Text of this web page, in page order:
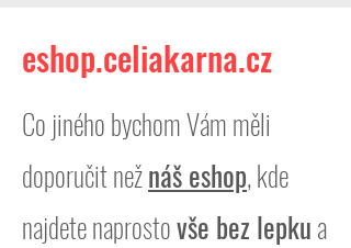
eshop.celiakarna.cz
Co jiného bychom Vám měli
doporučit nežnáš eshop, kde
najdete naprostovše bez lepkua